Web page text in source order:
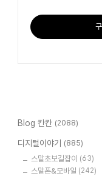
Blog 칸칸 (2088)
디지털이야기 (885)
스맡초보길잡이 (63)
스맡폰&모바일 (242)